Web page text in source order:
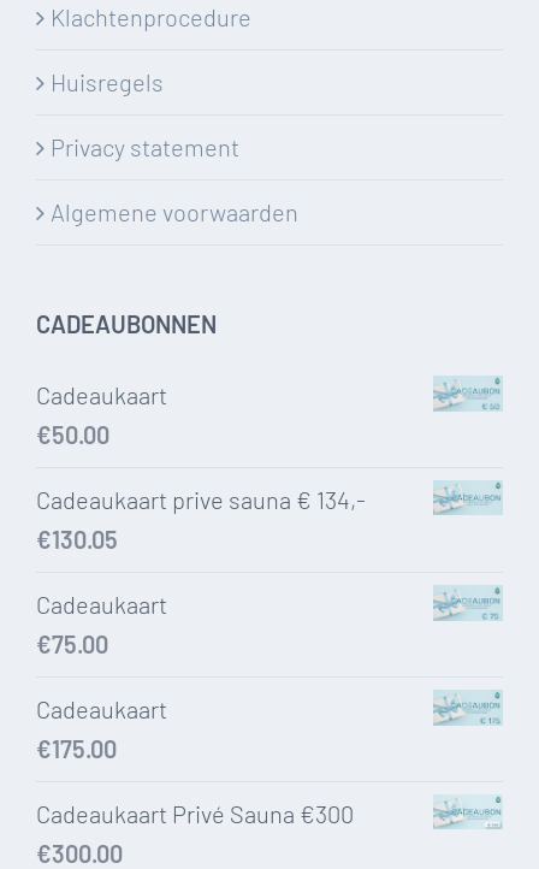
Klachtenprocedure
Huisregels
Privacy statement
Algemene voorwaarden
CADEAUBONNEN
Cadeaukaart
€50.00
Cadeaukaart prive sauna € 134,-
€130.05
Cadeaukaart
€75.00
Cadeaukaart
€175.00
Cadeaukaart Privé Sauna €300
€300.00